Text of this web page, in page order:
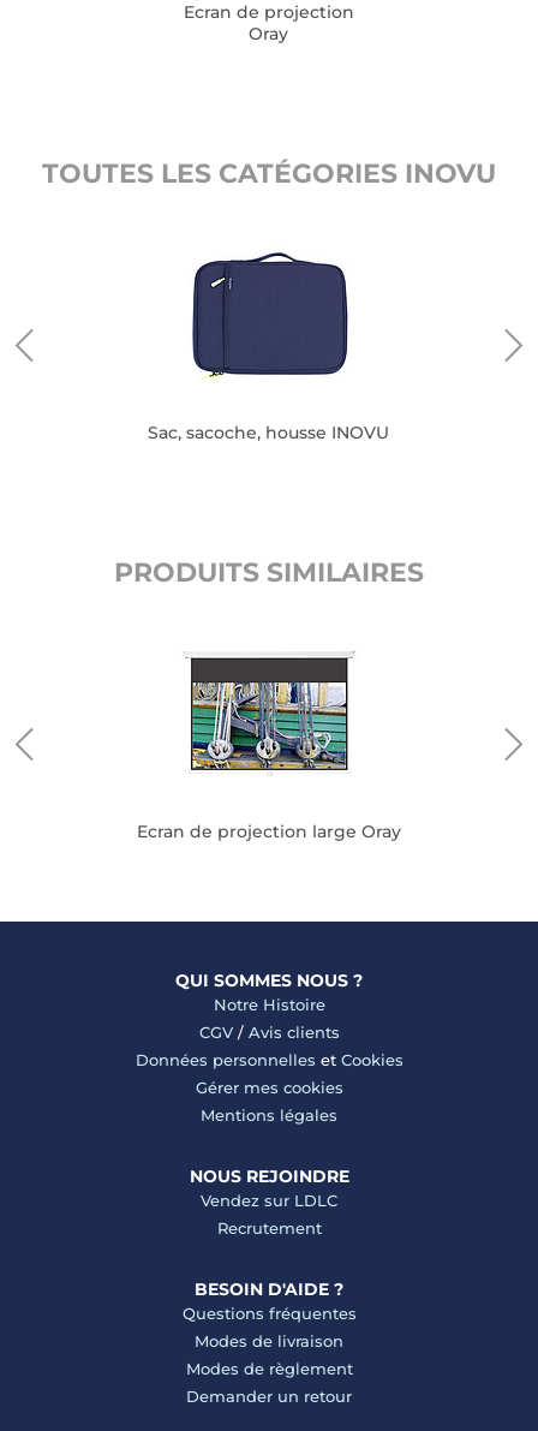
Ecran de projection
Oray
TOUTES LES CATÉGORIES INOVU
Sac, sacoche, housse INOVU
PRODUITS SIMILAIRES
Ecran de projection large Oray
QUI SOMMES NOUS ?
Notre Histoire
CGV/ Avis clients
Données personnelles et Cookies
Gérer mes cookies
Mentions légales
NOUS REJOINDRE
Vendez sur LDLC
Recrutement
BESOIN D'AIDE ?
Questions fréquentes
Modes de livraison
Modes de règlement
Demander un retour